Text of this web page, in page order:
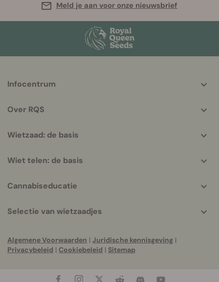
Meld je aan voor onze nieuwsbrief
helpful
Infocentrum
Over RQS
Wietzaad: de basis
Wiet telen: de basis
Cannabiseducatie
Selectie van wietzaadjes
Algemene Voorwaarden | Juridische kennisgeving |
Privacybeleid | Cookiebeleid | Sitemap